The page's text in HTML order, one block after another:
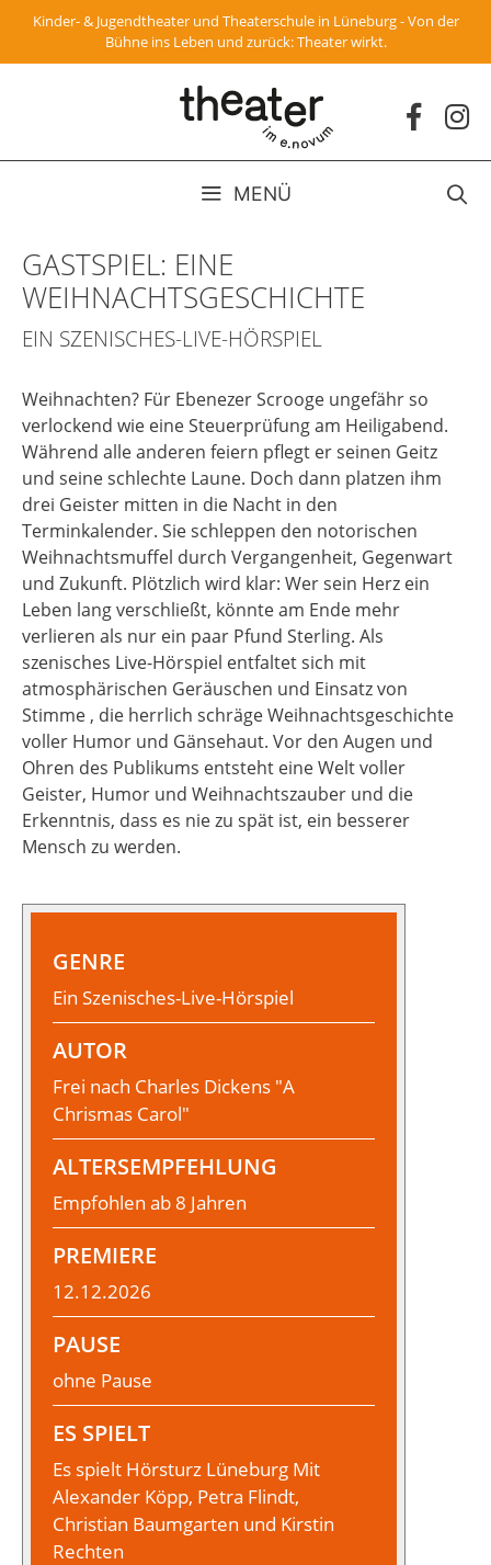
Zum
springen
Kinder- & Jugendtheater und Theaterschule in Lüneburg - Von der
Bühne ins Leben und zurück: Theater wirkt.
MENÜ
GASTSPIEL: EINE
WEIHNACHTSGESCHICHTE
EIN SZENISCHES-LIVE-HÖRSPIEL
Weihnachten? Für Ebenezer Scrooge ungefähr so
verlockend wie eine Steuerprüfung am Heiligabend.
Während alle anderen feiern pflegt er seinen Geitz
und seine schlechte Laune. Doch dann platzen ihm
drei Geister mitten in die Nacht in den
Terminkalender. Sie schleppen den notorischen
Weihnachtsmuffel durch Vergangenheit, Gegenwart
und Zukunft. Plötzlich wird klar: Wer sein Herz ein
Leben lang verschließt, könnte am Ende mehr
verlieren als nur ein paar Pfund Sterling. Als
szenisches Live-Hörspiel entfaltet sich mit
atmosphärischen Geräuschen und Einsatz von
Stimme , die herrlich schräge Weihnachtsgeschichte
voller Humor und Gänsehaut. Vor den Augen und
Ohren des Publikums entsteht eine Welt voller
Geister, Humor und Weihnachtszauber und die
Erkenntnis, dass es nie zu spät ist, ein besserer
Mensch zu werden.
GENRE
Ein Szenisches-Live-Hörspiel
AUTOR
Frei nach Charles Dickens "A
Chrismas Carol"
ALTERSEMPFEHLUNG
Empfohlen ab 8 Jahren
PREMIERE
12.12.2026
PAUSE
ohne Pause
ES SPIELT
Es spielt Hörsturz Lüneburg Mit
Alexander Köpp, Petra Flindt,
Christian Baumgarten und Kirstin
Rechten